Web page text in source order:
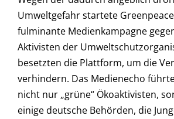
Umweltgefahr startete
fulminante Medienkampagne
Aktivisten der
besetzten die Plattform, um die
verhindern. Das Medienecho
nicht nur „grüne“ Ökoaktivisten,
einige deutsche Behörden, die